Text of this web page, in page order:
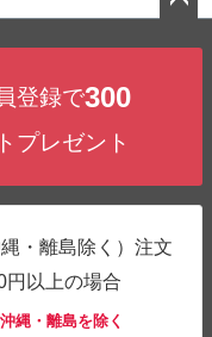
登録で300
プレゼント
・離島除く）注文
円以上の場合
縄・離島を除く